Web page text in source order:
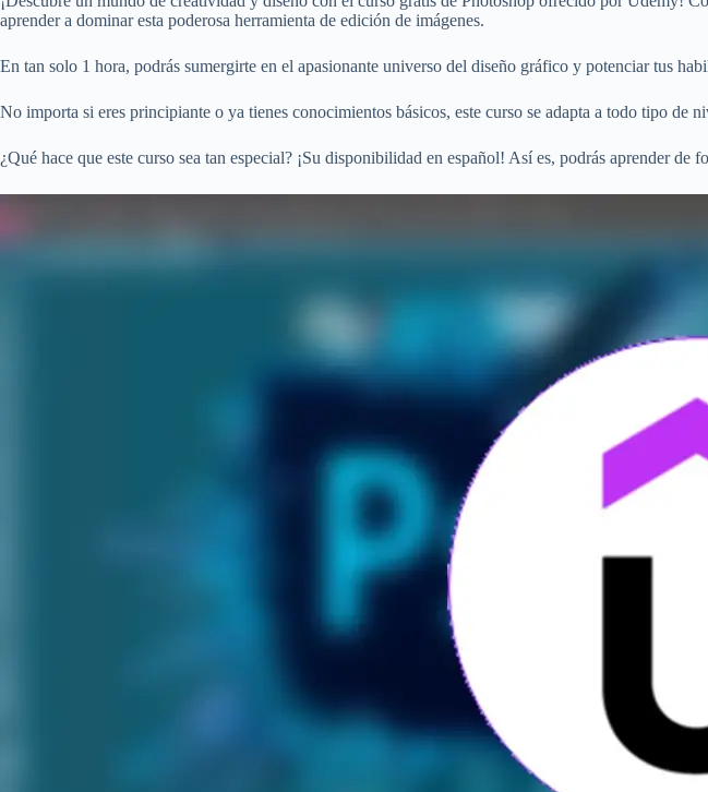
aprender a dominar esta poderosa herramienta de edición de imágenes.
En tan solo 1 hora, podrás sumergirte en el apasionante universo del diseño gráfico y potenciar tus
No importa si eres principiante o ya tienes conocimientos básicos, este curso se adapta a todo tipo de
¿Qué hace que este curso sea tan especial? ¡Su disponibilidad en español! Así es, podrás aprender